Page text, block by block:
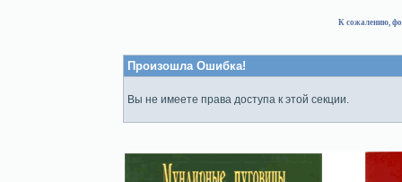
К сожалению,
Произошла Ошибка!
Вы не имеете права доступа к этой секции.